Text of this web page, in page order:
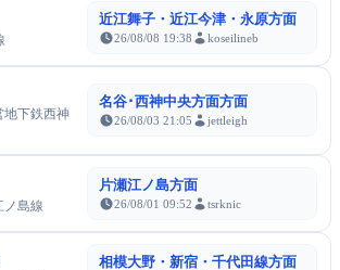
近江舞子・近江今津・永原方面
26/08/08 19:38 koseilineb
地下鉄西神
名谷･西神中央方面方面
26/08/03 21:05 jettleigh
ノ島線
片瀬江ノ島方面
26/08/01 09:52 tsrknic
相模大野・新宿・千代田線方面